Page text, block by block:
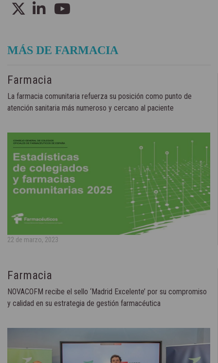
MÁS DE FARMACIA
Farmacia
La farmacia comunitaria refuerza su posición como punto de
atención sanitaria más numeroso y cercano al paciente
22 de marzo, 2023
Farmacia
NOVACOFM recibe el sello ‘Madrid Excelente’ por su compromiso
y calidad en su estrategia de gestión farmacéutica